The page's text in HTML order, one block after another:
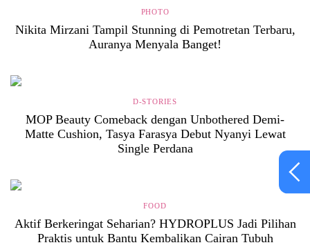
PHOTO
Nikita Mirzani Tampil Stunning di Pemotretan Terbaru,
Auranya Menyala Banget!
D-STORIES
MOP Beauty Comeback dengan Unbothered Demi-
Matte Cushion, Tasya Farasya Debut Nyanyi Lewat
Single Perdana
FOOD
Aktif Berkeringat Seharian? HYDROPLUS Jadi Pilihan
Praktis untuk Bantu Kembalikan Cairan Tubuh